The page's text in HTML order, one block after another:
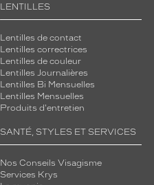
LENTILLES
Lentilles de contact
Lentilles correctrices
Lentilles de couleur
Lentilles Journalières
Lentilles Bi Mensuelles
Lentilles Mensuelles
Produits d'entretien
SANTÉ, STYLES ET SERVICES
Nos Conseils Visagisme
Services Krys